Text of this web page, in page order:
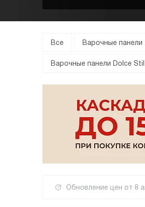
Все Варочные
Варочные панели Dolce
Обновление цен от 8